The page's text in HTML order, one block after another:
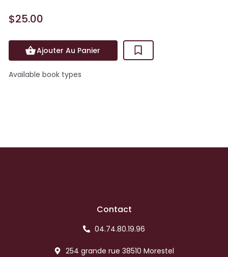
$25.00
Ajouter Au Panier
Available book types
Contact
04.74.80.19.96
254 grande rue 38510 Morestel